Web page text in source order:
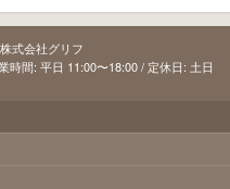
式会社グリフ
時間: 平日 11:00〜18:00 / 定休日: 土日